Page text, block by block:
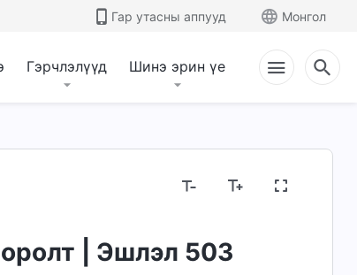
Гар утасны аппууд Монгол
Гэрчлэлүүд Шинэ эрин үе
| Эшлэл 503